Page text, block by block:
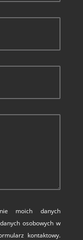
moich danych
osobowych w
kontaktowy.